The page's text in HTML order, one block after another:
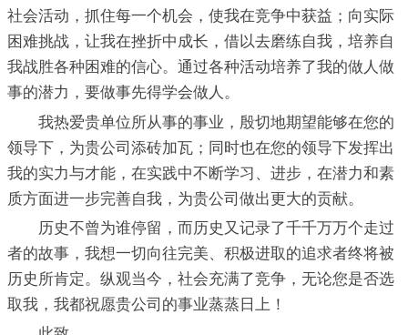
社会活动，抓住每一个机会，使我在竞争中获益；向实际
困难挑战，让我在挫折中成长，借以去磨练自我，培养自
我战胜各种困难的信心。通过各种活动培养了我的做人做
事的潜力，要做事先得学会做人。
我热爱贵单位所从事的事业，殷切地期望能够在您的
领导下，为贵公司添砖加瓦；同时也在您的领导下发挥出
我的实力与才能，在实践中不断学习、进步，在潜力和素
质方面进一步完善自我，为贵公司做出更大的贡献。
历史不曾为谁停留，而历史又记录了千千万万个走过
者的故事，我想一切向往完美、积极进取的追求者终将被
历史所肯定。纵观当今，社会充满了竞争，无论您是否选
取我，我都祝愿贵公司的事业蒸蒸日上！